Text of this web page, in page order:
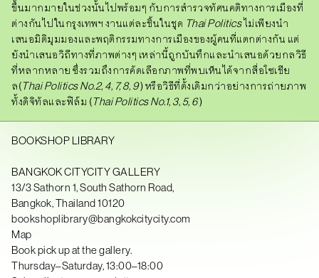
ขึ้นมากมายในช่วงนั้นไปพร้อมๆ กับการสำรวจทัศนคติทางการเมืองที่
ต่างกันไปในกรุงเทพฯ งานแต่ละชิ้นในชุด Thai Politicsไม่เพียงนำ
เสนอมิติมุมมองและพฤติกรรมทางการเมืองของผู้คนที่แตกต่างกัน แต่
ยังนำเสนอวิถีทางที่ภาพต่างๆ เหล่านี้ถูกบันทึกและนำเสนอด้วยกลวิธี
ที่หลากหลาย ซึ่งรวมถึงการคัดเลือกภาพที่พบเห็นได้จากสื่อโซเชีย
ล(Thai PoliticsNo.2, 4, 7, 8, 9) หรือวิธีที่ดั้งเดิมกว่าอย่างการถ่ายภาพ
ทั้งดิจิทัลและฟิล์ม (Thai PoliticsNo.1, 3, 5, 6)
BOOKSHOP LIBRARY
BANGKOK CITYCITY GALLERY
13/3 Sathorn 1, South Sathorn Road,
Bangkok, Thailand 10120
bookshoplibrary@bangkokcitycity.com
Map
Book pick up at the gallery.
Thursday–Saturday, 13:00–18:00